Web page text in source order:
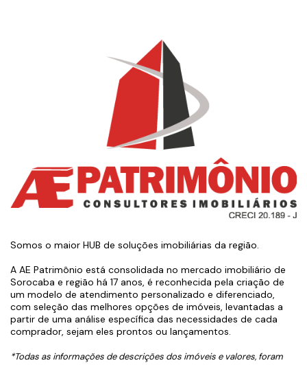
Somos o maior HUB de soluções imobiliárias da região.
A AE Patrimônio está consolidada no mercado imobiliário de
Sorocaba e região há 17 anos, é reconhecida pela criação de
um modelo de atendimento personalizado e diferenciado,
com seleção das melhores opções de imóveis, levantadas a
partir de uma análise específica das necessidades de cada
comprador, sejam eles prontos ou lançamentos.
*Todas as informações de descrições dos imóveis e valores, foram